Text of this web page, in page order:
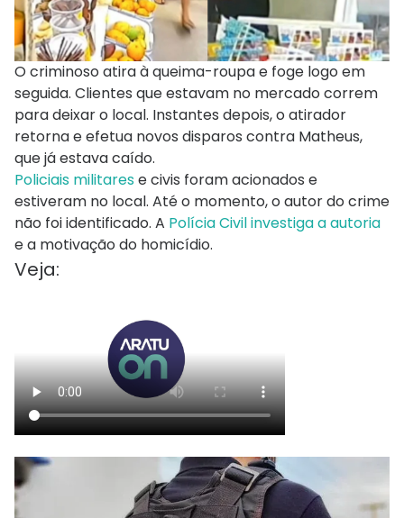
O criminoso atira à queima-roupa e foge logo em
seguida. Clientes que estavam no mercado correm
para deixar o local. Instantes depois, o atirador
retorna e efetua novos disparos contra Matheus,
que já estava caído.
Policiais militarese civis foram acionados e
estiveram no local. Até o momento, o autor do crime
não foi identificado. A Polícia Civil investiga a autoria
e a motivação do homicídio.
Veja: